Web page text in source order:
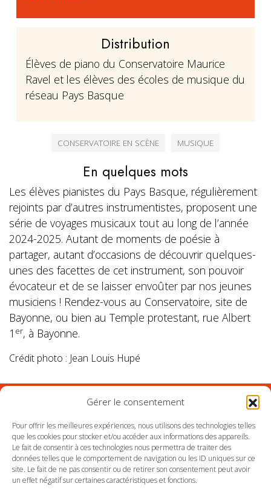
Gérer le consentement
Pour offrir les meilleures expériences, nous utilisons des technologies telles
que les cookies pour stocker et/ou accéder aux informations des appareils.
Le fait de consentir à ces technologies nous permettra de traiter des
données telles que le comportement de navigation ou les ID uniques sur ce
site. Le fait de ne pas consentir ou de retirer son consentement peut avoir
un effet négatif sur certaines caractéristiques et fonctions.
Distribution
Élèves de piano du Conservatoire Maurice
Ravel et les élèves des écoles de musique du
réseau Pays Basque
CONSERVATOIRE EN SCÈNE MUSIQUE
En quelques mots
Les élèves pianistes du Pays Basque, régulièrement
rejoints par d’autres instrumentistes, proposent une
série de voyages musicaux tout au long de l’année
2024-2025. Autant de moments de poésie à
partager, autant d’occasions de découvrir quelques-
unes des facettes de cet instrument, son pouvoir
évocateur et de se laisser envoûter par nos jeunes
musiciens ! Rendez-vous au Conservatoire, site de
Bayonne, ou bien au Temple protestant, rue Albert
1 er, à Bayonne.
Crédit photo : Jean Louis Hupé
Suivez le conservatoire du Pays Basque sur les
réseaux